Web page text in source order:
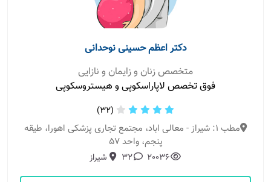
دکتر اعظم حسینی نوحدانی
متخصص زنان و زایمان و نازایی
فوق تخصص لاپاراسکوپی و هیستروسکوپی
(32)
مطب 1: شیراز - معالی اباد، مجتمع تجاری پزشکی اهورا، طیقه
پنجم، واحد 57
20036
32 شیراز